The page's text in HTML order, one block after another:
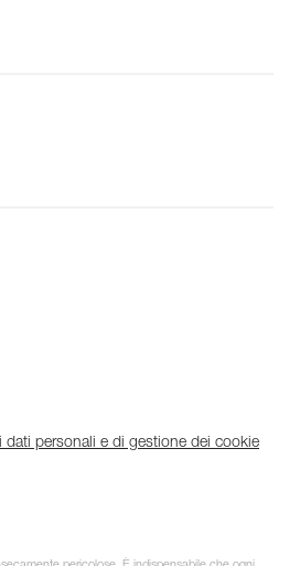
dati personali e di gestione dei cookie